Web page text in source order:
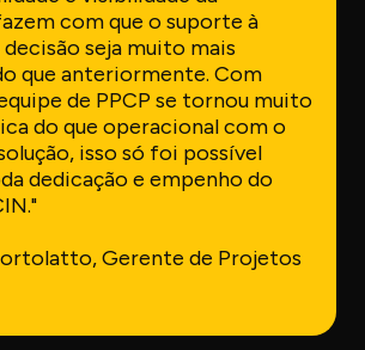
com que o suporte à
seja muito mais
que anteriormente. Com
de PPCP se tornou muito
do que operacional com o
isso só foi possível
dedicação e empenho do
Gerente de Projetos